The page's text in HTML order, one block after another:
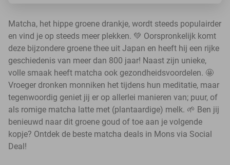
Matcha, het hippe groene drankje, wordt steeds populairder
en vind je op steeds meer plekken. 💚 Oorspronkelijk komt
deze bijzondere groene thee uit Japan en heeft hij een rijke
geschiedenis van meer dan 800 jaar! Naast zijn unieke,
volle smaak heeft matcha ook gezondheidsvoordelen. 🤩
Vroeger dronken monniken het tijdens hun meditatie, maar
tegenwoordig geniet jij er op allerlei manieren van; puur, of
als romige matcha latte met (plantaardige) melk. 🌱 Ben jij
benieuwd naar dit groene goud of toe aan je volgende
kopje? Ontdek de beste matcha deals in Mons via Social
Deal!